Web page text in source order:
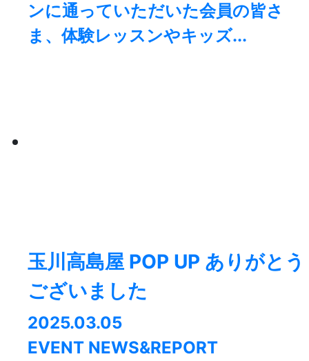
ンに通っていただいた会員の皆さ
ま、体験レッスンやキッズ...
玉川高島屋 POP UP ありがとう
ございました
2025.03.05
EVENT NEWS&REPORT